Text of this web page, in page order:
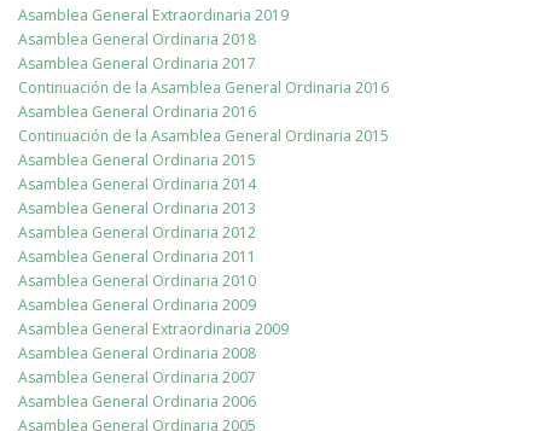
Asamblea General Extraordinaria 2019
Asamblea General Ordinaria 2018
Asamblea General Ordinaria 2017
Continuación de la Asamblea General Ordinaria 2016
Asamblea General Ordinaria 2016
Continuación de la Asamblea General Ordinaria 2015
Asamblea General Ordinaria 2015
Asamblea General Ordinaria 2014
Asamblea General Ordinaria 2013
Asamblea General Ordinaria 2012
Asamblea General Ordinaria 2011
Asamblea General Ordinaria 2010
Asamblea General Ordinaria 2009
Asamblea General Extraordinaria 2009
Asamblea General Ordinaria 2008
Asamblea General Ordinaria 2007
Asamblea General Ordinaria 2006
Asamblea General Ordinaria 2005